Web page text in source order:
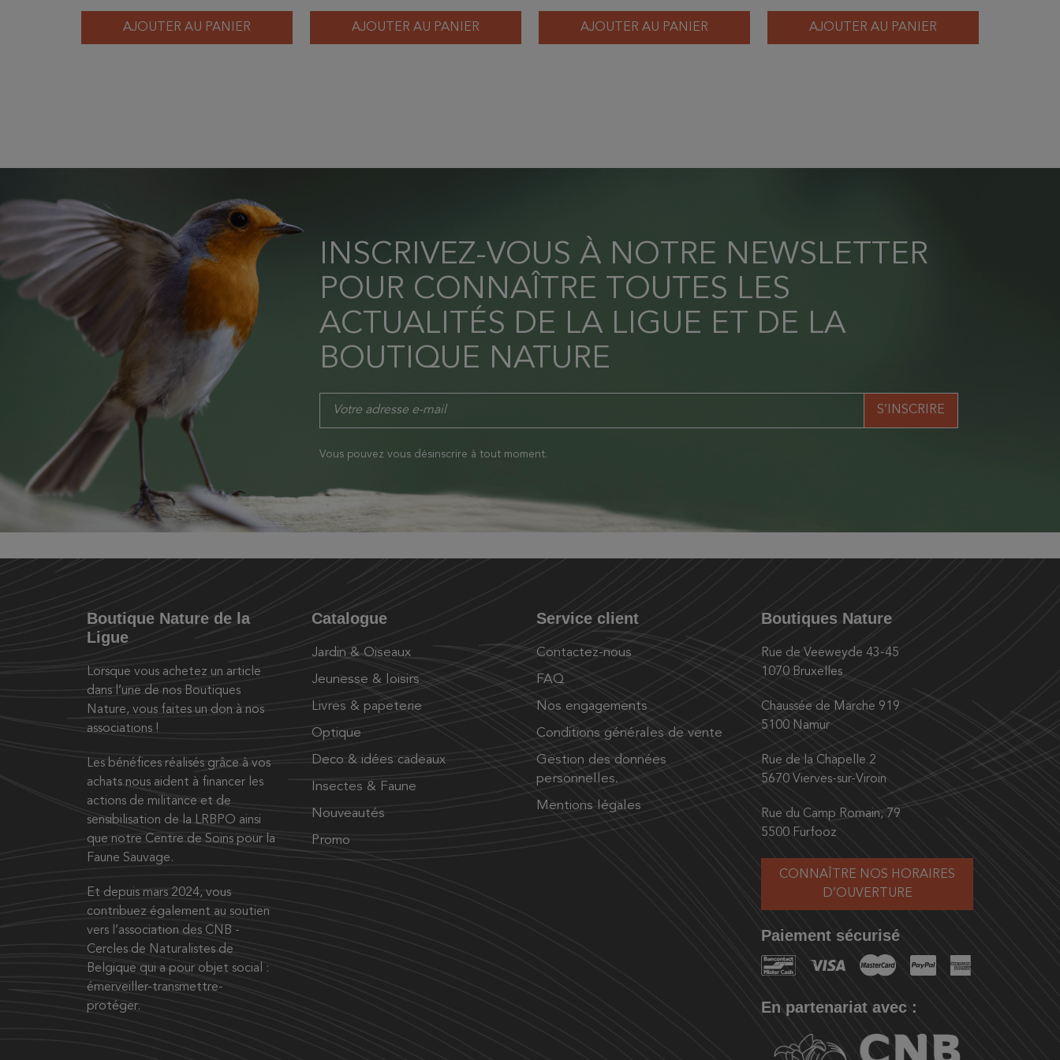
AJOUTER AU PANIER AJOUTER AU PANIER AJOUTER AU PANIER AJOUTER AU PANIER
INSCRIVEZ-VOUS À NOTRE NEWSLETTER
POUR CONNAÎTRE TOUTES LES
ACTUALITÉS DE LA LIGUE ET DE LA
BOUTIQUE NATURE
Vous pouvez vous désinscrire à tout moment.
Boutique Nature de la
Ligue
Lorsque vous achetez un article
dans l’une de nos Boutiques
Nature, vous faites un don à nos
associations !
Les bénéfices réalisés grâce à vos
achats nous aident à financer les
actions de militance et de
sensibilisation de la LRBPO ainsi
que notre Centre de Soins pour la
Faune Sauvage.
Et depuis mars 2024, vous
contribuez également au soutien
vers l’association des CNB -
Cercles de Naturalistes de
Belgique qui a pour objet social :
émerveiller-transmettre-
protéger.
Catalogue
Jardin & Oiseaux
Jeunesse & loisirs
Livres & papeterie
Optique
Deco & idées cadeaux
Insectes & Faune
Nouveautés
Promo
Service client
Contactez-nous
FAQ
Nos engagements
Conditions générales de vente
Gestion des données
personnelles.
Mentions légales
Boutiques Nature
Rue de Veeweyde 43-45
1070 Bruxelles
Chaussée de Marche 919
5100 Namur
Rue de la Chapelle 2
5670 Vierves-sur-Viroin
Rue du Camp Romain, 79
5500 Furfooz
CONNAÎTRE NOS HORAIRES
D’OUVERTURE
Paiement sécurisé
En partenariat avec :